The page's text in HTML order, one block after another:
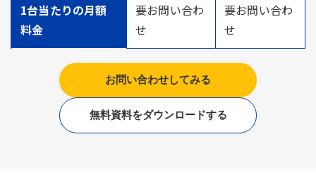
1台当たりの月額
料金
要お問い合わ
せ
要お問い合わ
せ
お問い合わせしてみる
無料資料をダウンロードする